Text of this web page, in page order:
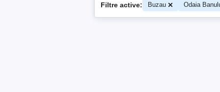
Filtre active: Buzau Odaia